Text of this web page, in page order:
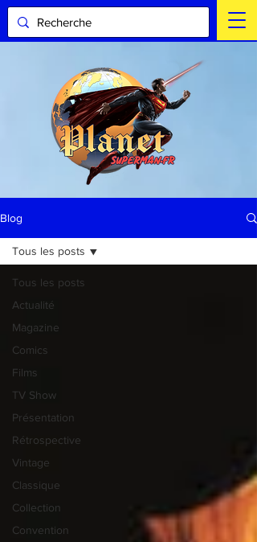
Blog
Tous les posts
Actualité
Magazine
Comics
Films
TV Show
Présentation
Rétrospective
Vintage
Classique
Collection
Convention
Tous les posts